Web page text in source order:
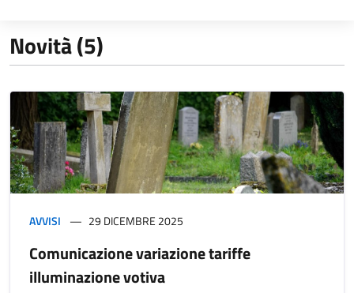
Novità (5)
AVVISI 29 DICEMBRE 2025
Comunicazione variazione tariffe
illuminazione votiva